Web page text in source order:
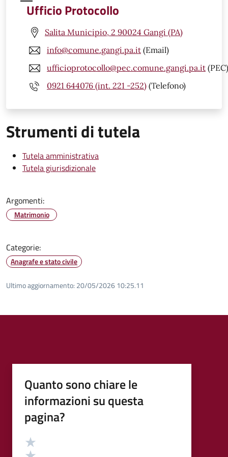
Ufficio Protocollo
Salita Municipio, 2 90024 Gangi (PA)
info@comune.gangi.pa.it (Email)
ufficioprotocollo@pec.comune.gangi.pa.it (PEC)
0921 644076 (int. 221 -252) (Telefono)
Strumenti di tutela
Tutela amministrativa
Tutela giurisdizionale
Argomenti:
Matrimonio
Categorie:
Anagrafe e stato civile
Ultimo aggiornamento: 20/05/2026 10:25.11
Quanto sono chiare le
informazioni su questa
pagina?
Valutazione